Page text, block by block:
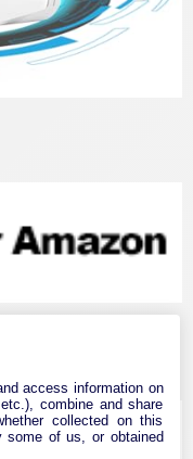
access information on
combine and share
collected on this
some of us, or obtained